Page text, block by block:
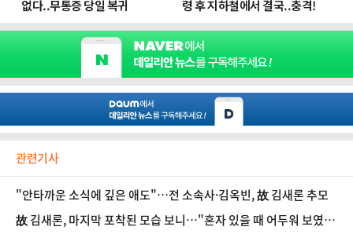
관련기사
"안타까운 소식에 깊은 애도"…전 소속사·김옥빈, 故 김새론 추모
故 김새론, 마지막 포착된 모습 보니…"혼자 있을 때 어두워 보였